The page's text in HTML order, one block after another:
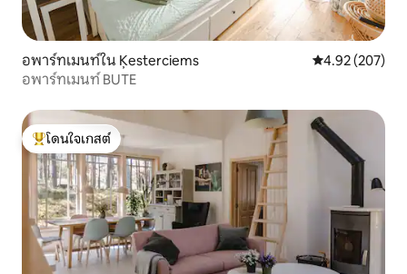
อพาร์ทเมนท์ใน Ķesterciems คะแนนเฉลี่ย
4.92 (207)
อพาร์ทเมนท์ BUTE
โดนใจเกสต์ที่สุด
โดนใจเกสต์